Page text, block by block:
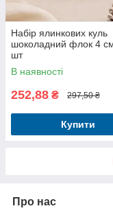
Набір ялинкових куль
шоколадний флок 4
шт
В наявності
252,88 ₴ 297,50 ₴
Купити
Про нас